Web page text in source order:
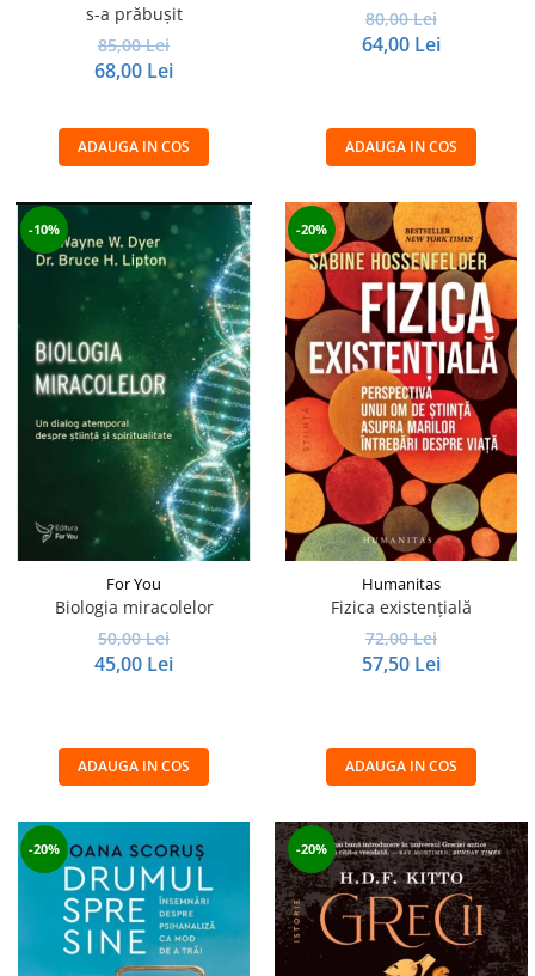
s-a prăbuşit
85,00 Lei
68,00 Lei
ADAUGA IN COS
80,00 Lei
64,00 Lei
ADAUGA IN COS
-10%
For You
Biologia miracolelor
50,00 Lei
45,00 Lei
ADAUGA IN COS
-20%
Humanitas
Fizica existenţială
72,00 Lei
57,50 Lei
ADAUGA IN COS
-20% -20%